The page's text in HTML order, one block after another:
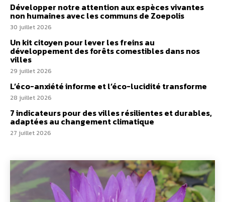
Développer notre attention aux espèces vivantes
non humaines avec les communs de Zoepolis
30 juillet 2026
Un kit citoyen pour lever les freins au
développement des forêts comestibles dans nos
villes
29 juillet 2026
L’éco-anxiété informe et l’éco-lucidité transforme
28 juillet 2026
7 indicateurs pour des villes résilientes et durables,
adaptées au changement climatique
27 juillet 2026